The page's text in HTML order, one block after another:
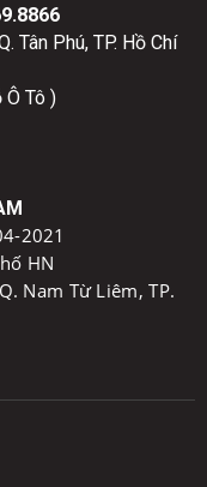
Tân Phú, TP. Hồ Chí
Tô )
2021
HN
Nam Từ Liêm, TP.